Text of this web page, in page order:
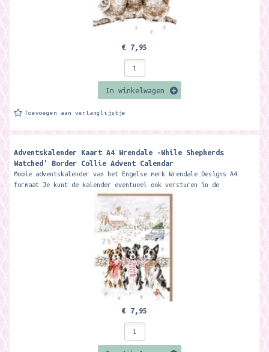
€ 7,95
In winkelwagen
Toevoegen aan verlanglijstje
Adventskalender Kaart A4 Wrendale -While Shepherds
Watched' Border Collie Advent Calendar ​
Mooie adventskalender van het Engelse merk Wrendale Designs A4
formaat Je kunt de kalender eventueel ook versturen in de
bijgeleverder kraft bruine...
€ 7,95